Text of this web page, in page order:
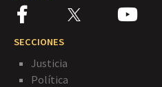
SECCIONES
Justicia
Política